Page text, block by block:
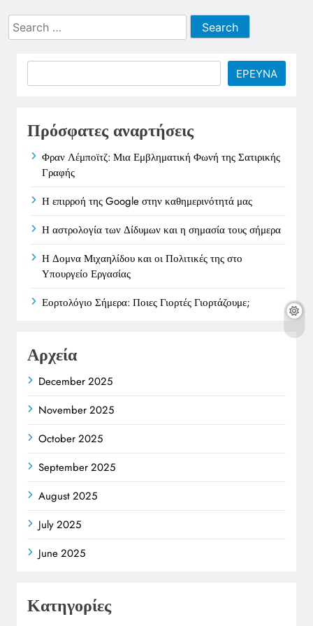
Search
for:
ΕΡΕΥΝΑ
Πρόσφατες αναρτήσεις
Φραν Λέμποϊτζ: Μια Εμβληματική Φωνή της Σατιρικής
Γραφής
Η επιρροή της Google στην καθημερινότητά μας
Η αστρολογία των Δίδυμων και η σημασία τους σήμερα
Η Δομνα Μιχαηλίδου και οι Πολιτικές της στο
Υπουργείο Εργασίας
Εορτολόγιο Σήμερα: Ποιες Γιορτές Γιορτάζουμε;
Αρχεία
December 2025
November 2025
October 2025
September 2025
August 2025
July 2025
June 2025
Κατηγορίες